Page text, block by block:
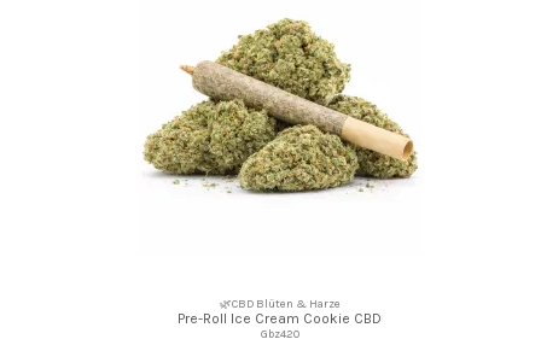
🌿CBD Blüten & Harze
Pre-Roll Ice Cream Cookie CBD
Gbz420